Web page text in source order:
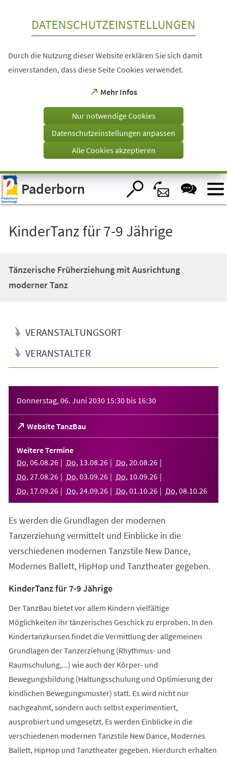
Visuelle
Assistenzsoftware
öffnen.
DATENSCHUTZEINSTELLUNGEN
Durch die Nutzung dieser Website erklären Sie sich damit
einverstanden, dass diese Seite Cookies verwendet.
Mehr Infos
(Öffnet
einem
Tab)
Nur notwendige Cookies
Datenschutzeinstellungen anpassen
Alle Cookies akzeptieren
Paderborn
KinderTanz für 7-9 Jährige
Tänzerische Früherziehung mit Ausrichtung
moderner Tanz
VERANSTALTUNGSORT
VERANSTALTER
Donnerstag, 06. Juni 2030 15:30 bis 16:30
Website TanzBau
(Öffnet
in
einem
neuen
Tab)
Weitere Termine
Do, 06.08.26 Do, 13.08.26 Do, 20.08.26
Do, 27.08.26 Do, 03.09.26 Do, 10.09.26
Do, 17.09.26 Do, 24.09.26 Do, 01 .10.26 Do, 08.10.26
Es werden die Grundlagen der modernen
Tanzerziehung vermittelt und Einblicke in die
verschiedenen modernen Tanzstile New Dance,
Modernes Ballett, HipHop und Tanztheater gegeben.
KinderTanz für 7-9 Jährige
Der TanzBau bietet vor allem Kindern vielfältige
Möglichkeiten ihr tänzerisches Geschick zu erproben. In den
Kindertanzkursen findet die Vermittlung der allgemeinen
Grundlagen der Tanzerziehung (Rhythmus- und
Raumschulung,...) wie auch der Körper- und
Bewegungsbildung (Haltungsschulung und Optimierung der
kindlichen Bewegungsmuster) statt. Es wird nicht nur
nachgeahmt, sondern auch selbst experimentiert,
ausprobiert und umgesetzt. Es werden Einblicke in die
verschiedenen modernen Tanzstile New Dance, Modernes
Ballett, HipHop und Tanztheater gegeben. Hierdurch erhalten